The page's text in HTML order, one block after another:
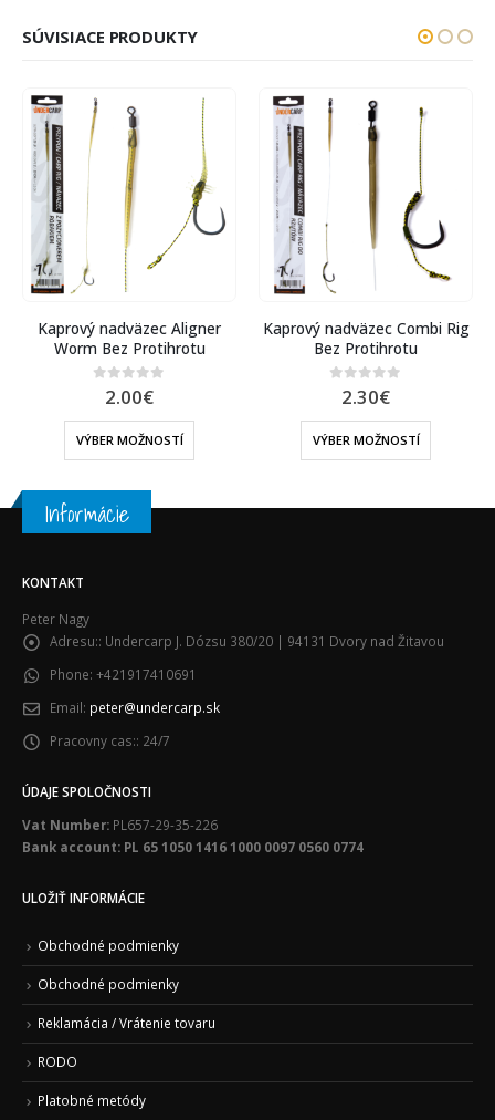
SÚVISIACE PRODUKTY
Aligner
Kaprový nadväzec Combi Rig
Bez Protihrotu
VÝBER MOŽNOSTÍ
Kaprový
Rig Bez
VÝBER
Informácie
KONTAKT
Peter Nagy
Adresu:: Undercarp J. Dózsu 380/20 | 94131 Dvory nad Žitavou
Phone: +421917410691
Email: peter@undercarp.sk
Pracovny cas:: 24/7
ÚDAJE SPOLOČNOSTI
Vat Number: PL657-29-35-226
Bank account: PL 65 1050 1416 1000 0097 0560 0774
ULOŽIŤ INFORMÁCIE
Obchodné podmienky
Obchodné podmienky
Reklamácia / Vrátenie tovaru
RODO
Platobné metódy